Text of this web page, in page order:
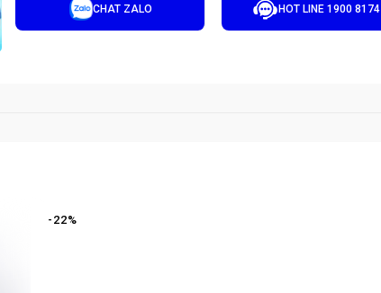
CHAT ZALO HOT LINE 1900 8174
- 22%